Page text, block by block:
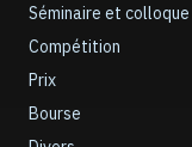
Séminaire et colloque
Compétition
Prix
Bourse